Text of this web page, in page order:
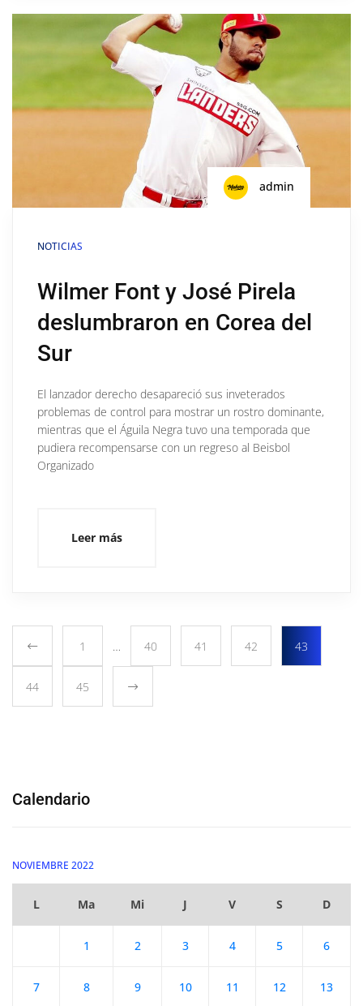
admin
NOTICIAS
Wilmer Font y José Pirela
deslumbraron en Corea del
Sur
El lanzador derecho desapareció sus inveterados
problemas de control para mostrar un rostro dominante,
mientras que el Águila Negra tuvo una temporada que
pudiera recompensarse con un regreso al Beisbol
Organizado
Leer más
1 … 40 41 42 43
44 45
Calendario
NOVIEMBRE 2022
L Ma Mi J V S D
1 2 3 4 5 6
7 8 9 10 11 12 13